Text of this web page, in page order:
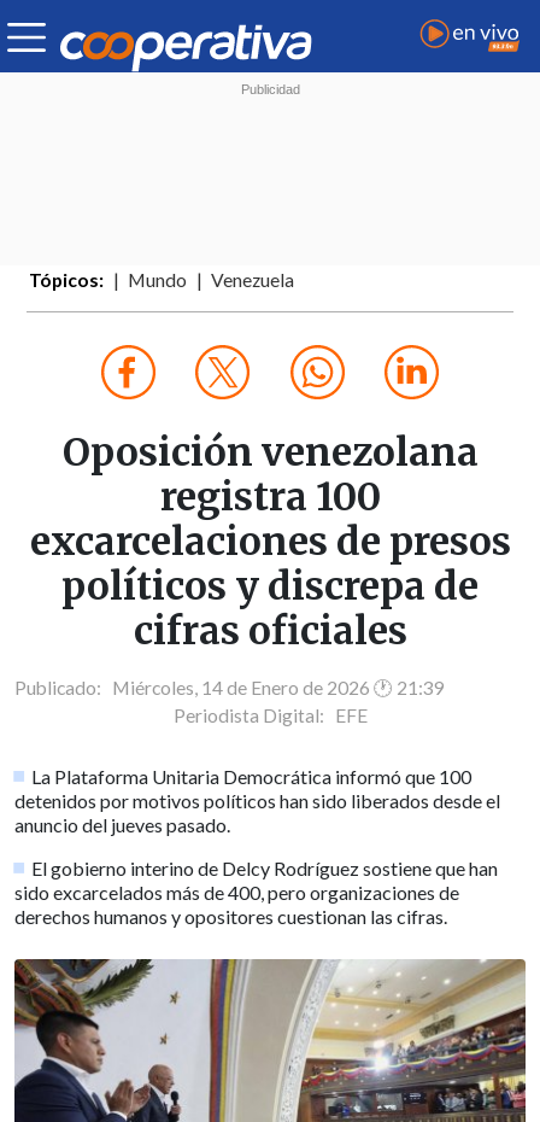
Tópicos: Mundo Venezuela
Oposición venezolana
registra 100
excarcelaciones de presos
políticos y discrepa de
cifras oficiales
Publicado: Miércoles, 14 de Enero de 2026 🕐 21:39
Periodista Digital: EFE
La Plataforma Unitaria Democrática informó que 100
detenidos por motivos políticos han sido liberados desde el
anuncio del jueves pasado.
El gobierno interino de Delcy Rodríguez sostiene que han
sido excarcelados más de 400, pero organizaciones de
derechos humanos y opositores cuestionan las cifras.